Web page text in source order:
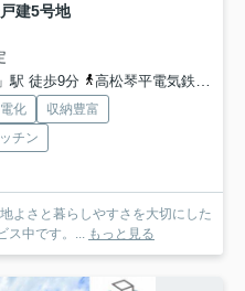
建5号地
駅 徒歩9分
高松琴平電気鉄道長尾線「農学部前」駅 徒歩12分
化
収納豊富
チン
よさと暮らしやすさを大切にした
ス中です。... もっと見る